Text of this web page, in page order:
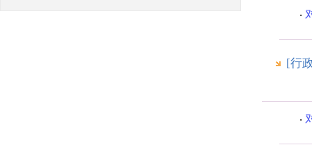
[行